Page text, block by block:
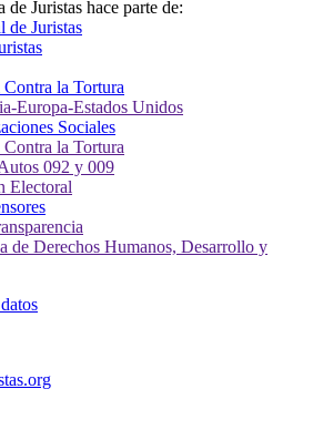
Juristas hace parte de: